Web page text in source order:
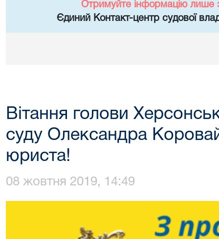
Отримуйте інформацію лише
Єдиний Контакт-центр судової
Вітання голови
суду Олександра
юриста!
08 жовтня 2019, 14:49